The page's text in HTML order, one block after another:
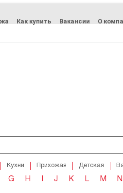
Как купить Вакансии О
Кухни Прихожая Детская
G H J K L M N